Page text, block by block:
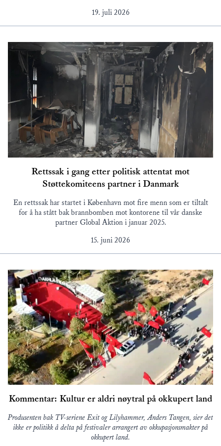
19. juli 2026
Rettssak i gang etter politisk attentat mot
Støttekomiteens partner i Danmark
En rettssak har startet i København mot fire menn som er tiltalt
for å ha stått bak brannbomben mot kontorene til vår danske
partner Global Aktion i januar 2025.
15. juni 2026
Kommentar: Kultur er aldri nøytral på okkupert land
Produsenten bak TV-seriene Exit og Lilyhammer, Anders Tangen, sier det
ikke er politikk å delta på festivaler arrangert av okkupasjonsmakter på
okkupert land.